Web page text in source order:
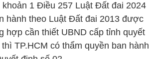
1 Điều 257 Luật Đất đai 2024
hành theo Luật Đất đai 2013 được
hợp cần thiết UBND cấp tỉnh quyết
TP.HCM có thẩm quyền ban hành